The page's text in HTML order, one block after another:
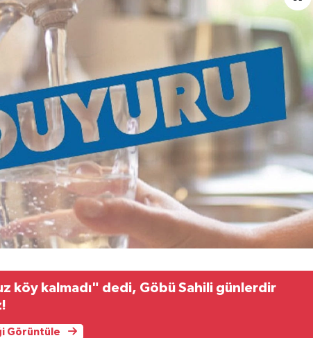
köy kalmadı" dedi, Göbü Sahili günlerdir
Görüntüle